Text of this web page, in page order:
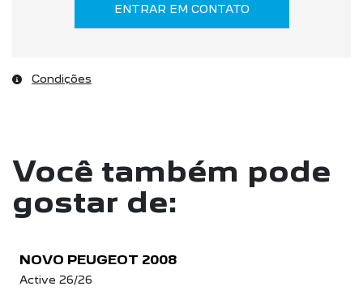
ENTRAR EM CONTATO
Condições
Você também pode
gostar de:
NOVO PEUGEOT 2008
Active 26/26